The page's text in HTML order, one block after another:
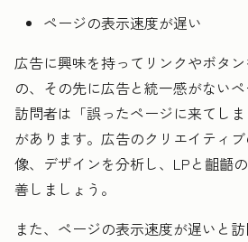
ページの表示速度が遅い
広告に興味を持ってリンクやボタ
の、その先に広告と統一感がないペ
訪問者は「誤ったページに来てし
があります。広告のクリエイティ
像、デザインを分析し、LPと齟齬
善しましょう。
また、ページの表示速度が遅いと